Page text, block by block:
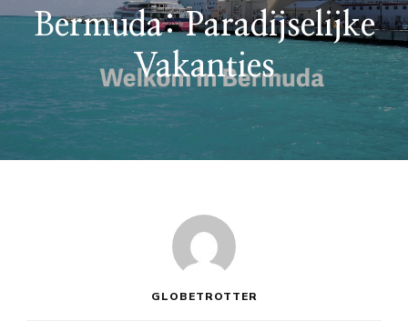
Bermuda: Paradijselijke
Vakanties
GLOBETROTTER